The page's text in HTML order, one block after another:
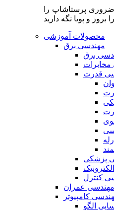
پرستاشاپ را
محصولات آموزشی
مهندسی برق
برق
قدرت
پزشکی
کنترل
مهندسی عمران
کامپیوتر